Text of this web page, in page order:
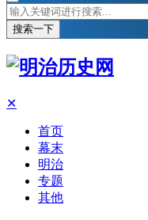
搜索一下
✕
首页
幕末
明治
专题
其他